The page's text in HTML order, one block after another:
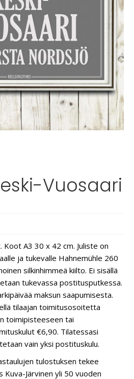
Vuosaari
Koot A3 30 x 42 cm. Juliste on
ja tukevalle Hahnemühle 260
silkinhimmeä kiilto. Ei sisällä
tukevassa postitusputkessa.
maksun saapumisesta.
tilaajan toimitusosoitetta
toimipisteeseen tai
€6,90. Tilatessasi
vain yksi postituskulu.
tulostuksen tekee
Järvinen yli 50 vuoden